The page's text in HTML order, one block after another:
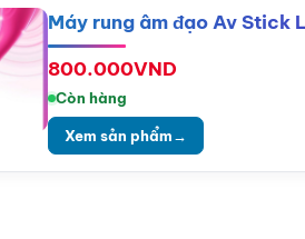
Máy rung âm đạo Av Stick
800.000VND
Còn hàng
Xem sản phẩm→